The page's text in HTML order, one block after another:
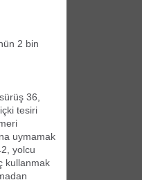
2 bin
36,
tesiri
uymamak
yolcu
kullanmak